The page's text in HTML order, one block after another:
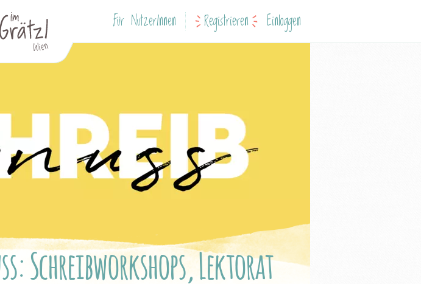
Für NutzerInnen Registrieren Einloggen
Schreibworkshops, Lektorat